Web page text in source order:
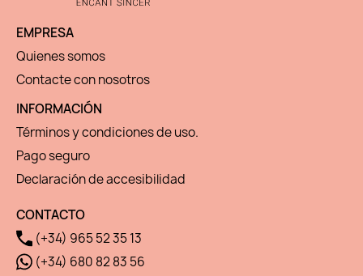
EMPRESA
Quienes somos
Contacte con nosotros
INFORMACIÓN
Términos y condiciones de uso.
Pago seguro
Declaración de accesibilidad
CONTACTO
(+34) 965 52 35 13
(+34) 680 82 83 56